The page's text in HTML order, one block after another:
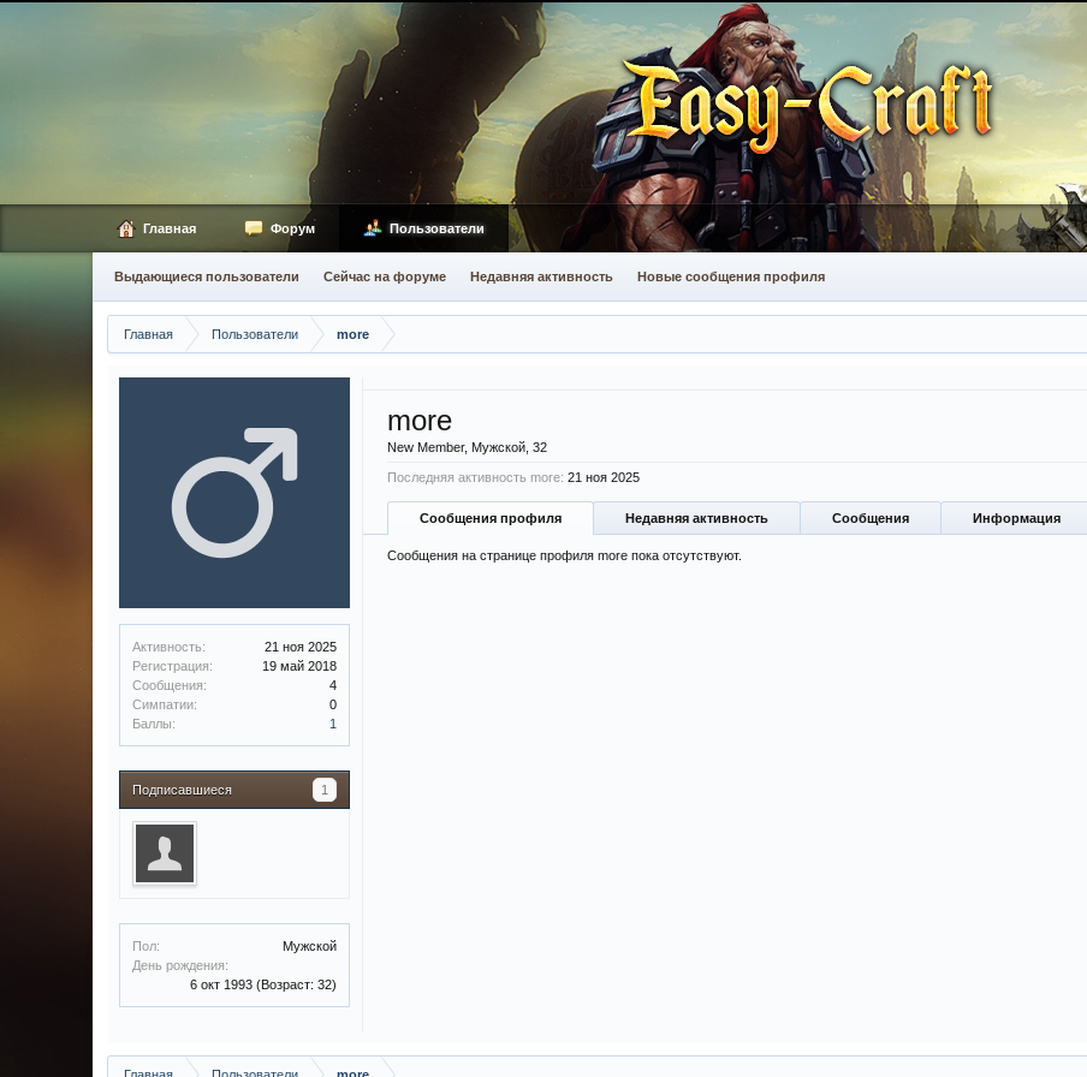
Главная Пользователи more
Активность:
21 ноя 2025
Регистрация:
19 май 2018
Сообщения:
4
Симпатии:
0
Баллы:
1
Подписавшиеся 1
Пол:
Мужской
День рождения:
6 окт 1993 (Возраст: 32)
more
New Member, Мужской, 32
Последняя активность more: 21 ноя 2025
Сообщения профиля Недавняя активность Сообщения Информация
Сообщения на странице профиля more пока отсутствуют.
Главная Форум Пользователи
Выдающиеся пользователи Сейчас на форуме Недавняя активность Новые сообщения профиля